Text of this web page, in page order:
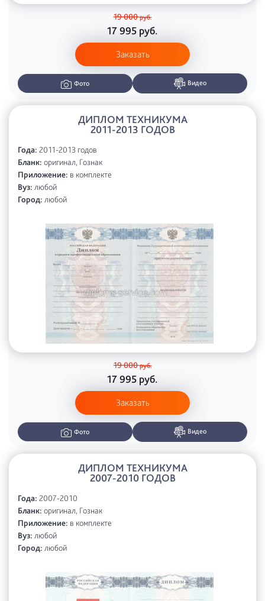
19 000руб.
17 995 руб.
Заказать
Фото Видео
ДИПЛОМ ТЕХНИКУМА
2011-2013 ГОДОВ
Года: 2011-2013 годов
Бланк: оригинал, Гознак
Приложение: в комплекте
Вуз: любой
Город: любой
19 000руб.
17 995 руб.
Заказать
Фото Видео
ДИПЛОМ ТЕХНИКУМА
2007-2010 ГОДОВ
Года: 2007-2010
Бланк: оригинал, Гознак
Приложение: в комплекте
Вуз: любой
Город: любой